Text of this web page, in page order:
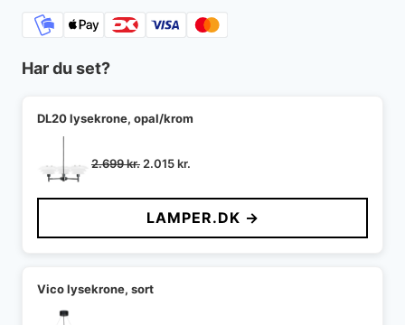
Har du set?
DL20 lysekrone, opal/krom
2.699kr. Den
pris
var:
2.699 kr..
2.015kr.
pris
er:
2.015 kr..
LAMPER.DK →
Vico lysekrone, sort